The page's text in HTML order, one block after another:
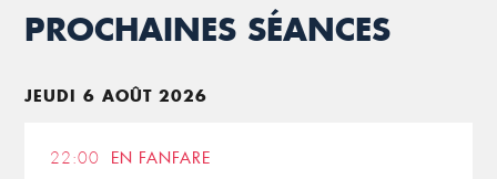
PROCHAINES SÉANCES
JEUDI 6 AOÛT 2026
22:00 EN FANFARE